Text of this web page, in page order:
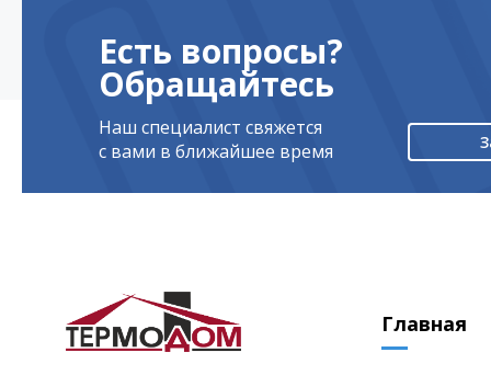
Есть вопросы?
Обращайтесь
Наш специалист свяжется
с вами в ближайшее время
Главная